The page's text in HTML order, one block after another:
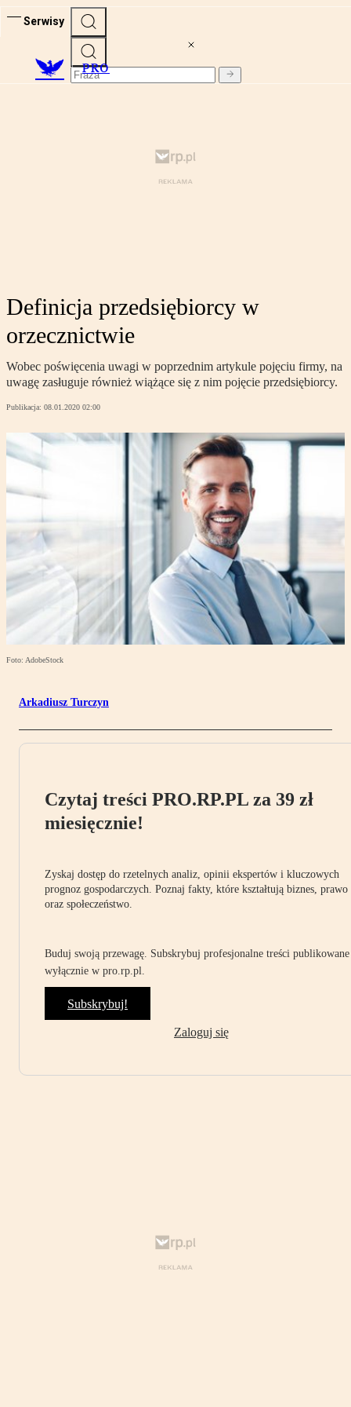
Serwisy
PRO
Definicja przedsiębiorcy w
orzecznictwie
Wobec poświęcenia uwagi w poprzednim artykule pojęciu firmy, na
uwagę zasługuje również wiążące się z nim pojęcie przedsiębiorcy.
Publikacja: 08.01.2020 02:00
Foto: AdobeStock
Arkadiusz Turczyn
Czytaj treści PRO.RP.PL za 39 zł
miesięcznie!
Zyskaj dostęp do rzetelnych analiz, opinii ekspertów i kluczowych
prognoz gospodarczych. Poznaj fakty, które kształtują biznes, prawo
oraz społeczeństwo.
Buduj swoją przewagę. Subskrybuj profesjonalne treści publikowane
wyłącznie w pro.rp.pl.
Subskrybuj!
Zaloguj się